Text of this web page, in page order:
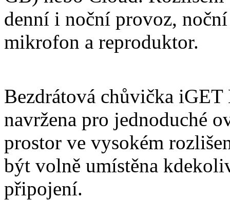
denní i noční provoz,
mikrofon a reproduktor.
Bezdrátová chůvička
navržena pro jednoduché
prostor ve vysokém
být volně umístěna
připojení.